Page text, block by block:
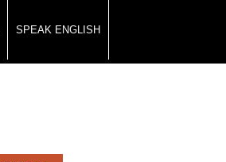
SPEAK ENGLISH